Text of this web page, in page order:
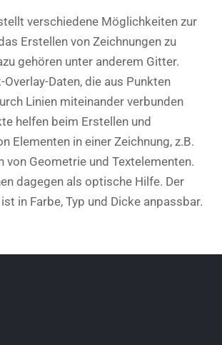
verschiedene Möglichkeiten zur
Erstellen von Zeichnungen zu
gehören unter anderem Gitter.
Daten, die aus Punkten
Linien miteinander verbunden
helfen beim Erstellen und
Elementen in einer Zeichnung, z.B.
von Geometrie und Textelementen.
dagegen als optische Hilfe. Der
in Farbe, Typ und Dicke anpassbar.